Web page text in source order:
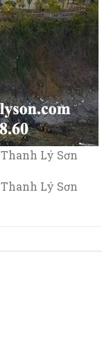
Lý Sơn
Lý Sơn